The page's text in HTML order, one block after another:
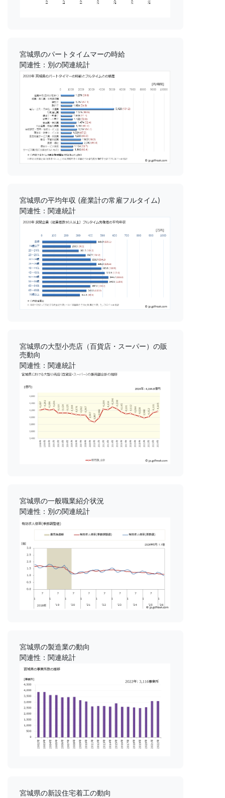
宮城県のパートタイムマーの時給
関連性：別の関連統計
宮城県の平均年収 (産業計の常雇フルタイム)
関連性：関連統計
宮城県の大型小売店（百貨店・スーパー）の販
売動向
関連性：関連統計
宮城県の一般職業紹介状況
関連性：別の関連統計
宮城県の製造業の動向
関連性：関連統計
宮城県の新設住宅着工の動向